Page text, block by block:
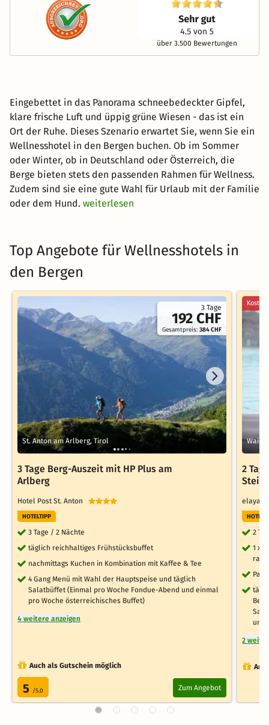
über 3.500 Bewertungen
Eingebettet in das Panorama schneebedeckter Gipfel,
klare frische Luft und üppig grüne Wiesen - das ist ein
Ort der Ruhe. Dieses Szenario erwartet Sie, wenn Sie ein
Wellnesshotel in den Bergen buchen. Ob im Sommer
oder Winter, ob in Deutschland oder Österreich, die
Berge bieten stets den passenden Rahmen für Wellness.
Zudem sind sie eine gute Wahl für Urlaub mit der Familie
oder dem Hund. weiterlesen
Top Angebote für Wellnesshotels in
den Bergen
3 Tage
192 CHF
Gesamtpreis:384 CHF
St. Anton am Arlberg, Tirol
3 Tage Berg-Auszeit mit HP Plus am
Arlberg
Hotel Post St. Anton
HOTELTIPP
3 Tage / 2 Nächte
täglich reichhaltiges Frühstücksbuffet
nachmittags Kuchen in Kombination mit Kaffee & Tee
4 Gang Menü mit Wahl der Hauptspeise und täglich
Salatbüffet (Einmal pro Woche Fondue-Abend und einmal
pro Woche österreichisches Buffet)
4 weitere anzeigen
Auch als Gutschein möglich
5 /5.0 Zum Angebot
2
elaya
2
1 x
und
2